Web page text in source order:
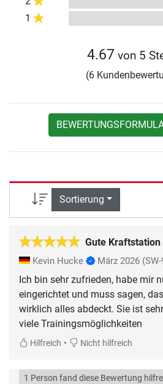
1
4.67 von 5
(6
Sortierung
Gute Kraftstation
Kevin Hucke März 2026
Ich bin sehr zufrieden, habe mir
eingerichtet und muss sagen,
wirklich alles abdeckt. Sie ist
viele Trainingsmöglichkeiten
Hilfreich • Nicht hilfreich
1 Person fand diese Bewertung